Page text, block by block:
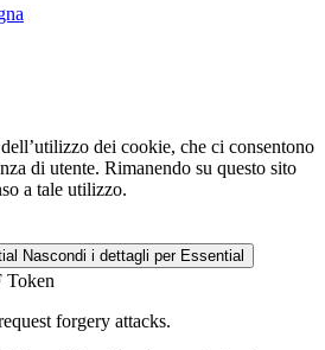
dei cookie, che ci consentono
di utente. Rimanendo su questo sito
a tale utilizzo.
Nascondi i dettagli per Essential
Token
forgery attacks.